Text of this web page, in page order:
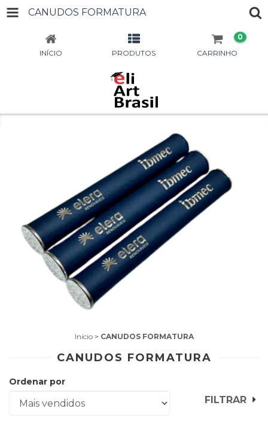
CANUDOS FORMATURA
INÍCIO PRODUTOS CARRINHO
0
Início > CANUDOS FORMATURA
CANUDOS FORMATURA
Ordenar por
FILTRAR